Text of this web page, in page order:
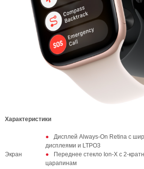
Характеристики
Экран
Дисплей Always-On Retina с
дисплеями и LTPO3
Переднее стекло Ion‑X с 2-
царапинам